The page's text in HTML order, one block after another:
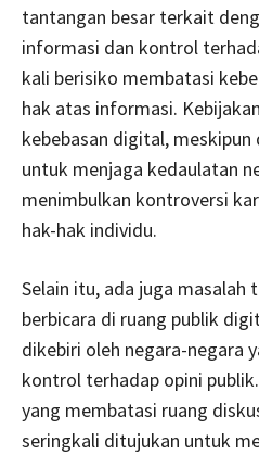
tantangan besar terkait
informasi dan kontrol
kali berisiko membatasi
hak atas informasi.
kebebasan digital,
untuk menjaga kedaulatan
menimbulkan kontroversi
hak-hak individu.
Selain itu, ada juga masalah
berbicara di ruang publik
dikebiri oleh negara-negara
kontrol terhadap opini
yang membatasi ruang
seringkali ditujukan untuk